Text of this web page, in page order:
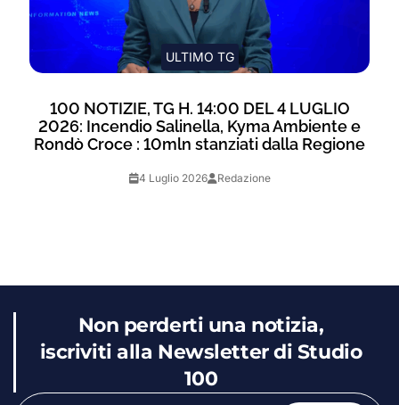
ULTIMO TG
100 NOTIZIE, TG H. 14:00 DEL 4 LUGLIO
2026: Incendio Salinella, Kyma Ambiente e
Rondò Croce : 10mln stanziati dalla Regione
4 Luglio 2026 Redazione
Non perderti una notizia,
iscriviti alla Newsletter di Studio
100